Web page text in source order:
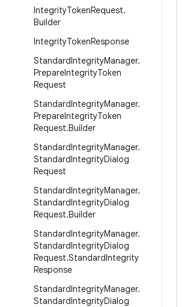
IntegrityTokenRequest.
Builder
IntegrityTokenResponse
StandardIntegrityManager.
PrepareIntegrityToken
Request
StandardIntegrityManager.
PrepareIntegrityToken
Request.Builder
StandardIntegrityManager.
StandardIntegrityDialog
Request
StandardIntegrityManager.
StandardIntegrityDialog
Request.Builder
StandardIntegrityManager.
StandardIntegrityDialog
Request.StandardIntegrity
Response
StandardIntegrityManager.
StandardIntegrityDialog